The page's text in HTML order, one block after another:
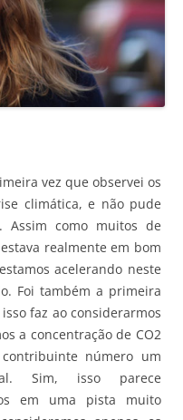
vez que observei os
climática, e não pude
Assim como muitos de
realmente em bom
acelerando neste
Foi também a primeira
faz ao considerarmos
a concentração de CO2
número um
Sim, isso parece
em uma pista muito